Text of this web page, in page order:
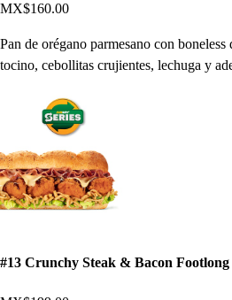
MX$160.00
Pan de orégano parmesano con
tocino, cebollitas crujientes, lechuga y
#13 Crunchy Steak & Bacon